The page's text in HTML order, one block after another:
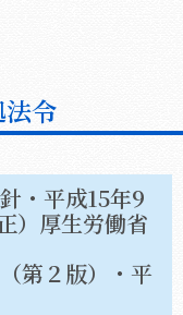
令
・平成15年9
）厚生労働省
第２版）・平